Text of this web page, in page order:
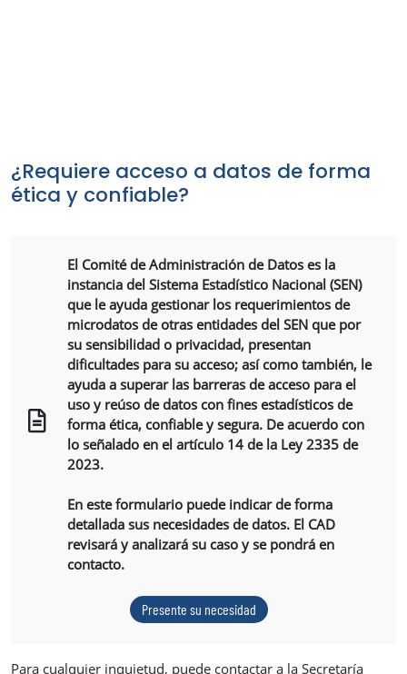
¿Requiere acceso a datos de forma
ética y confiable?
El Comité de Administración de Datos es la
instancia del Sistema Estadístico Nacional (SEN)
que le ayuda gestionar los requerimientos de
microdatos de otras entidades del SEN que por
su sensibilidad o privacidad, presentan
dificultades para su acceso; así como también, le
ayuda a superar las barreras de acceso para el
uso y reúso de datos con fines estadísticos de
forma ética, confiable y segura. De acuerdo con
lo señalado en el artículo 14 de la Ley 2335 de
2023.
En este formulario puede indicar de forma
detallada sus necesidades de datos. El CAD
revisará y analizará su caso y se pondrá en
contacto.
Presente su necesidad
Para cualquier inquietud, puede contactar a la Secretaría